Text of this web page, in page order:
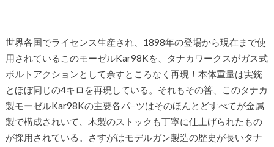
世界各国でライセンス生産され、1898年の登場から現在まで使
用されているこのモーゼルKar98Kを、タナカワークスがガス式
ボルトアクションとして余すところなく再現！本体重量は実銃
とほぼ同じの4キロを再現している。それもその筈、このタナカ
製モーゼルKar98Kの主要各パ−ツはそのほんとどすべてが金属
製で構成されいて、木製のストックも丁寧に仕上げられたもの
が採用されている。さすがはモデルガン製造の歴史が長いタナ